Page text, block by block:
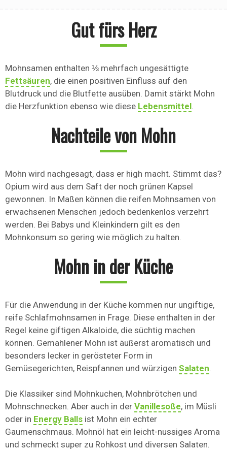
Gut fürs Herz
Mohnsamen enthalten ⅓ mehrfach ungesättigte
Fettsäuren, die einen positiven Einfluss auf den
Blutdruck und die Blutfette ausüben. Damit stärkt Mohn
die Herzfunktion ebenso wie diese Lebensmittel.
Nachteile von Mohn
Mohn wird nachgesagt, dass er high macht. Stimmt das?
Opium wird aus dem Saft der noch grünen Kapsel
gewonnen. In Maßen können die reifen Mohnsamen von
erwachsenen Menschen jedoch bedenkenlos verzehrt
werden. Bei Babys und Kleinkindern gilt es den
Mohnkonsum so gering wie möglich zu halten.
Mohn in der Küche
Für die Anwendung in der Küche kommen nur ungiftige,
reife Schlafmohnsamen in Frage. Diese enthalten in der
Regel keine giftigen Alkaloide, die süchtig machen
können. Gemahlener Mohn ist äußerst aromatisch und
besonders lecker in gerösteter Form in
Gemüsegerichten, Reispfannen und würzigen Salaten.
Die Klassiker sind Mohnkuchen, Mohnbrötchen und
Mohnschnecken. Aber auch in der Vanillesoße, im Müsli
oder in Energy Balls ist Mohn ein echter
Gaumenschmaus. Mohnöl hat ein leicht-nussiges Aroma
und schmeckt super zu Rohkost und diversen Salaten.